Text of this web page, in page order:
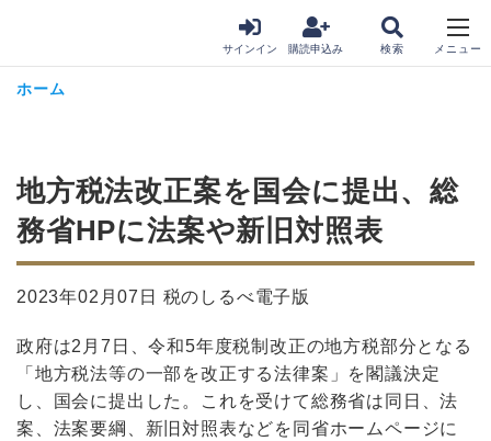
サインイン 購読申込み
ホーム
地方税法改正案を国会に提出、総
務省HPに法案や新旧対照表
2023年02月07日 税のしるべ電子版
政府は2月7日、令和5年度税制改正の地方税部分となる
「地方税法等の一部を改正する法律案」を閣議決定
し、国会に提出した。これを受けて総務省は同日、法
案、法案要綱、新旧対照表などを同省ホームページに